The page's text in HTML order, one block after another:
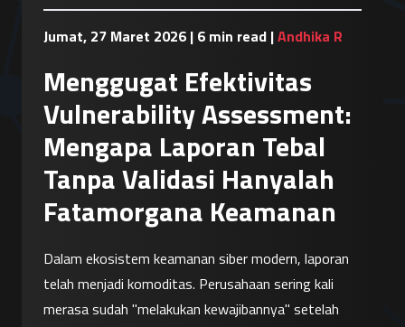
Jumat, 27 Maret 2026 | 6 min read |Andhika R
Menggugat Efektivitas
Vulnerability Assessment:
Mengapa Laporan Tebal
Tanpa Validasi Hanyalah
Fatamorgana Keamanan
Dalam ekosistem keamanan siber modern, laporan
telah menjadi komoditas. Perusahaan sering kali
merasa sudah "melakukan kewajibannya" setelah